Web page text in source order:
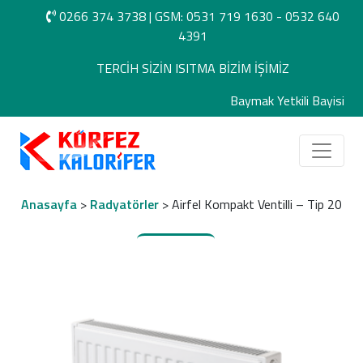
0266 374 3738| GSM: 0531 719 1630 - 0532 640
4391
TERCİH SİZİN ISITMA BİZİM İŞİMİZ
Baymak Yetkili Bayisi
Anasayfa > Radyatörler > Airfel Kompakt Ventilli – Tip 20